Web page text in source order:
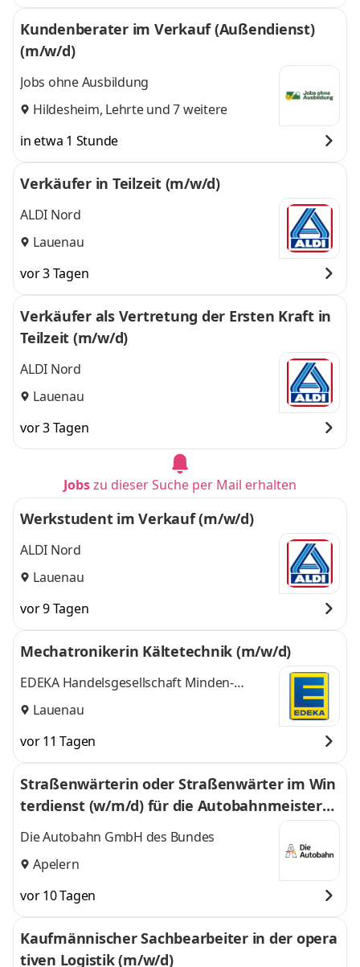
Kundenberater im Verkauf (Außendienst)
(m/w/d)
Jobs ohne Ausbildung
Hildesheim, Lehrteund 7 weitere
in etwa 1 Stunde
Verkäufer in Teilzeit (m/w/d)
ALDI Nord
Lauenau
vor 3 Tagen
Verkäufer als Vertretung der Ersten Kraft in
Teilzeit (m/w/d)
ALDI Nord
Lauenau
vor 3 Tagen
Jobszu dieser Suche per Mail erhalten
Werkstudent im Verkauf (m/w/d)
ALDI Nord
Lauenau
vor 9 Tagen
Mechatronikerin Kältetechnik (m/w/d)
EDEKA Handelsgesellschaft Minden-
Hannover mbH
Lauenau
vor 11 Tagen
Straßenwärterin oder Straßenwärter im Win
terdienst (w/m/d) für die Autobahn­meisterei
Lauenau
Die Autobahn GmbH des Bundes
Apelern
vor 10 Tagen
Kaufmännischer Sachbearbeiter in der opera
tiven Logistik (m/w/d)